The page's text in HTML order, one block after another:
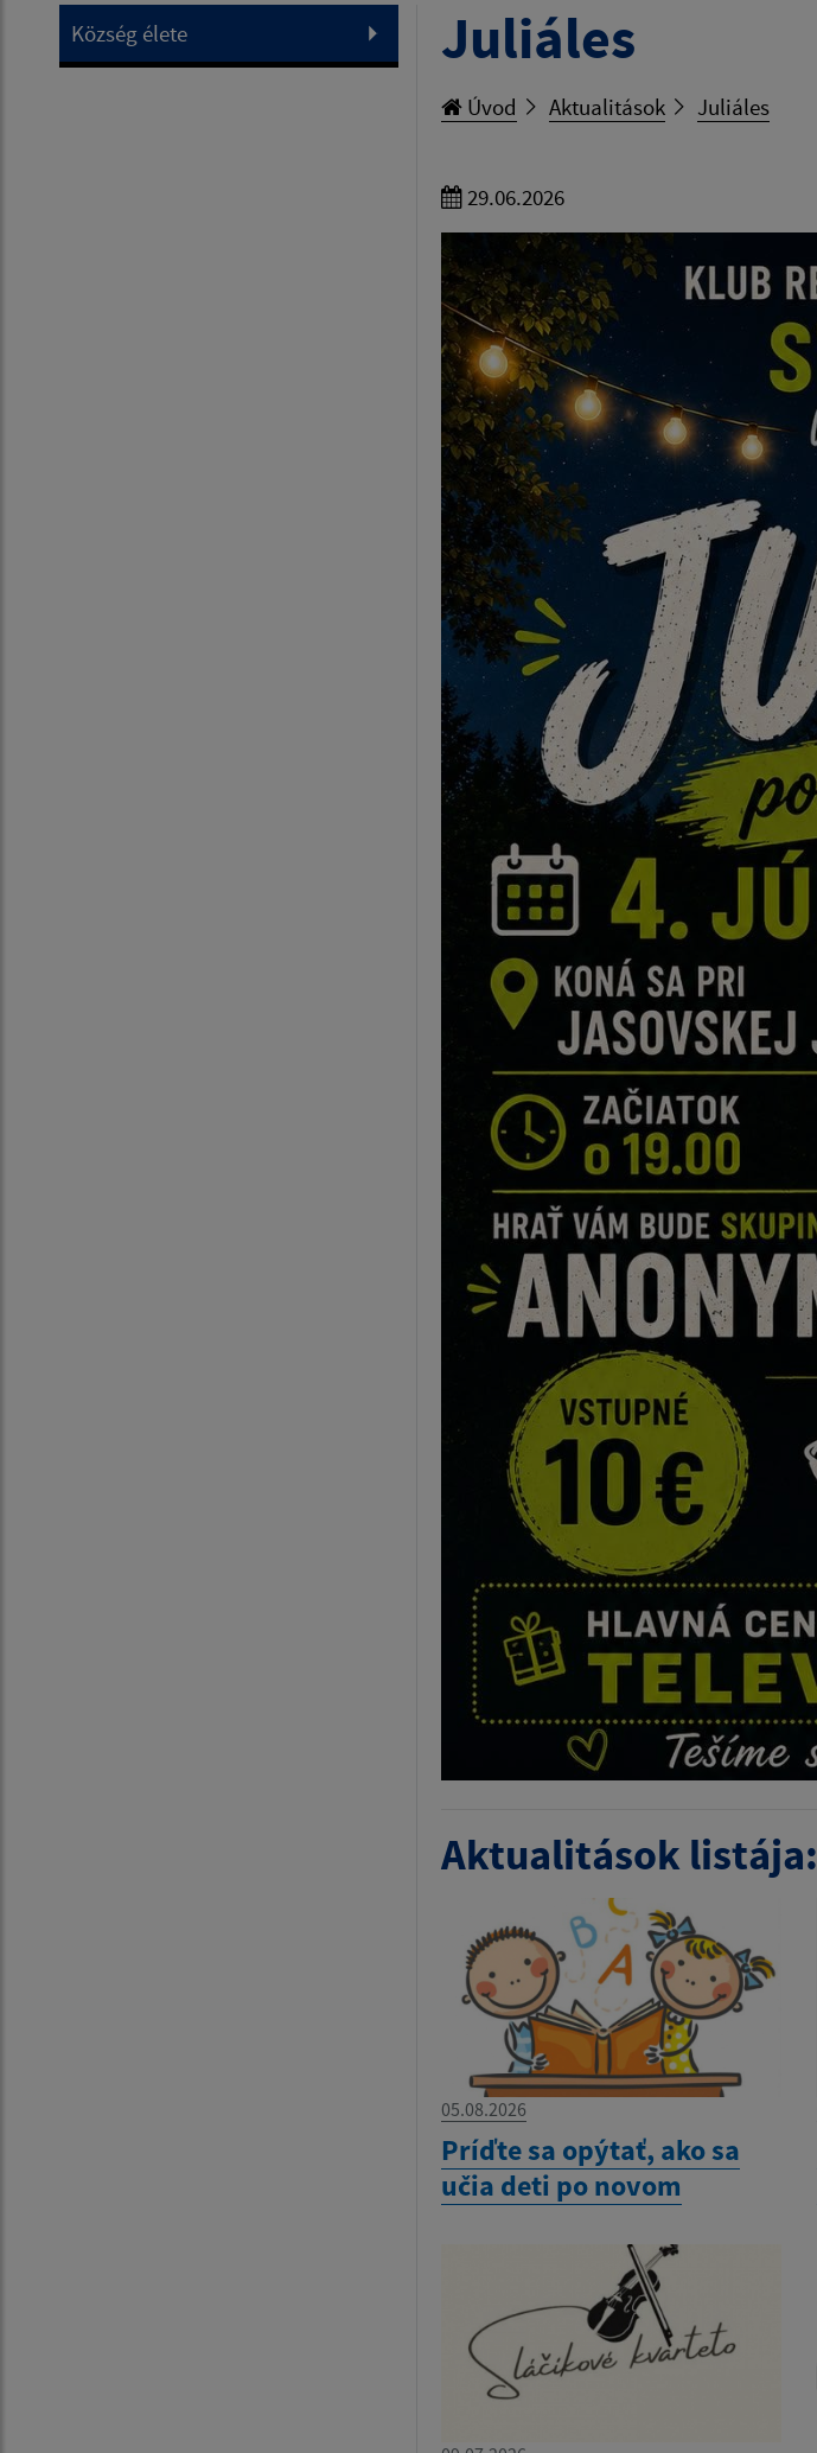
Község élete Juliáles
Úvod Aktualitások Juliáles
29.06.2026
Aktualitások listája:
05.08.2026
Príďte sa opýtať, ako sa
učia deti po novom